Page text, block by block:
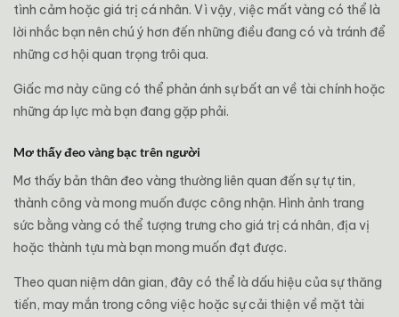
tình cảm hoặc giá trị cá nhân. Vì vậy, việc mất vàng có thể là
lời nhắc bạn nên chú ý hơn đến những điều đang có và tránh để
những cơ hội quan trọng trôi qua.
Giấc mơ này cũng có thể phản ánh sự bất an về tài chính hoặc
những áp lực mà bạn đang gặp phải.
Mơ thấy đeo vàng bạc trên người
Mơ thấy bản thân đeo vàng thường liên quan đến sự tự tin,
thành công và mong muốn được công nhận. Hình ảnh trang
sức bằng vàng có thể tượng trưng cho giá trị cá nhân, địa vị
hoặc thành tựu mà bạn mong muốn đạt được.
Theo quan niệm dân gian, đây có thể là dấu hiệu của sự thăng
tiến, may mắn trong công việc hoặc sự cải thiện về mặt tài